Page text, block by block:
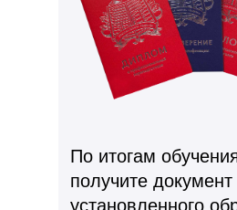
По итогам
получите документ
установленного